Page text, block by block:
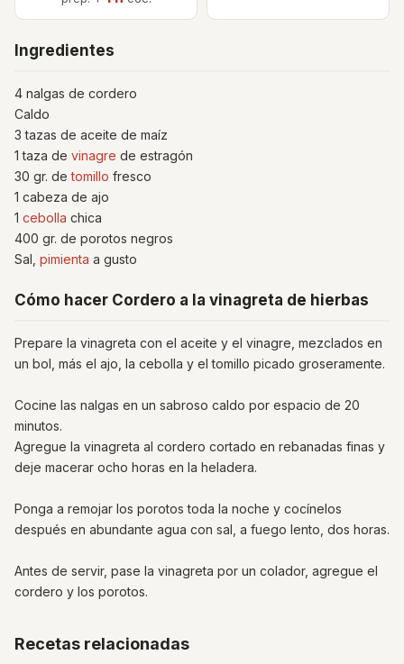
Ingredientes
4 nalgas de cordero
Caldo
3 tazas de aceite de maíz
1 taza de vinagre de estragón
30 gr. detomillo fresco
1 cabeza de ajo
1 cebolla chica
400 gr. de porotos negros
Sal, pimienta a gusto
Cómo hacer Cordero a la vinagreta de hierbas
Prepare la vinagreta con el aceite y el vinagre, mezclados en
un bol, más el ajo, la cebolla y el tomillo picado groseramente.
Cocine las nalgas en un sabroso caldo por espacio de 20
minutos.
Agregue la vinagreta al cordero cortado en rebanadas finas y
deje macerar ocho horas en la heladera.
Ponga a remojar los porotos toda la noche y cocínelos
después en abundante agua con sal, a fuego lento, dos horas.
Antes de servir, pase la vinagreta por un colador, agregue el
cordero y los porotos.
Recetas relacionadas